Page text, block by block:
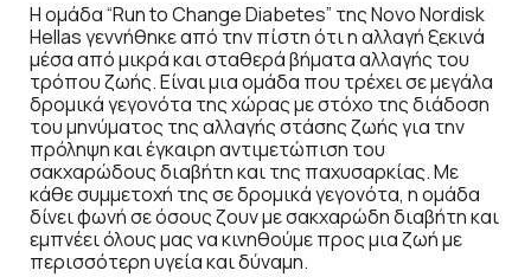
Η ομάδα “Run to Change Diabetes” της Novo Nordisk
Hellas γεννήθηκε από την πίστη ότι η αλλαγή ξεκινά
μέσα από μικρά και σταθερά βήματα αλλαγής του
τρόπου ζωής. Είναι μια ομάδα που τρέχει σε μεγάλα
δρομικά γεγονότα της χώρας με στόχο της διάδοση
του μηνύματος της αλλαγής στάσης ζωής για την
πρόληψη και έγκαιρη αντιμετώπιση του
σακχαρώδους διαβήτη και της παχυσαρκίας. Με
κάθε συμμετοχή της σε δρομικά γεγονότα, η ομάδα
δίνει φωνή σε όσους ζουν με σακχαρώδη διαβήτη και
εμπνέει όλους μας να κινηθούμε προς μια ζωή με
περισσότερη υγεία και δύναμη.